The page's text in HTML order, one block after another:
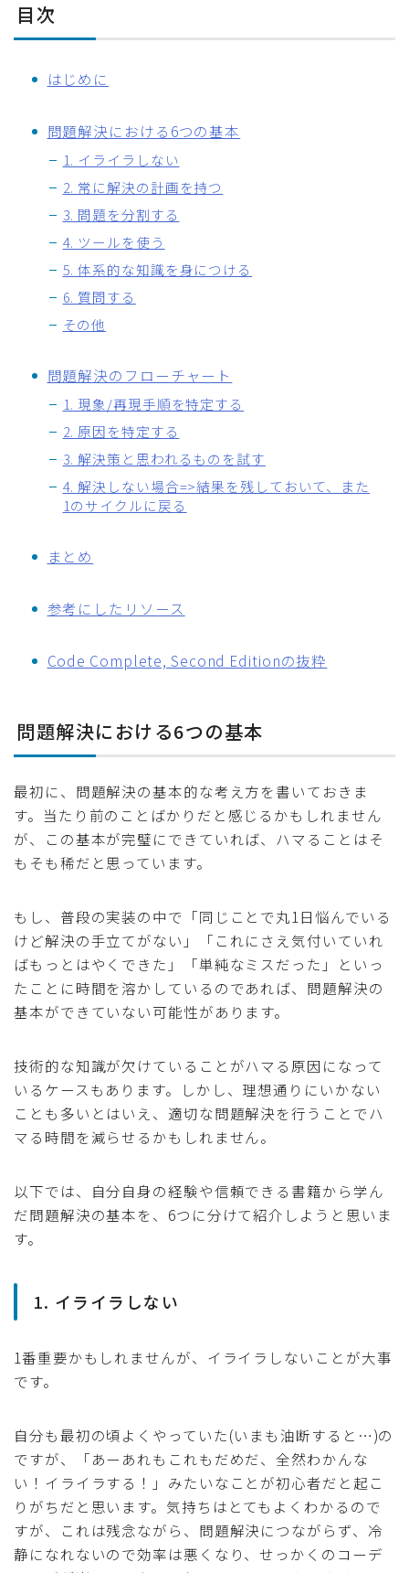
目次
はじめに
問題解決における6つの基本
1. イライラしない
2. 常に解決の計画を持つ
3. 問題を分割する
4. ツールを使う
5. 体系的な知識を身につける
6. 質問する
その他
問題解決のフローチャート
1. 現象/再現手順を特定する
2. 原因を特定する
3. 解決策と思われるものを試す
4. 解決しない場合=>結果を残しておいて、また
1のサイクルに戻る
まとめ
参考にしたリソース
Code Complete, Second Editionの抜粋
問題解決における6つの基本
最初に、問題解決の基本的な考え方を書いておきま
す。当たり前のことばかりだと感じるかもしれません
が、この基本が完璧にできていれば、ハマることはそ
もそも稀だと思っています。
もし、普段の実装の中で「同じことで丸1日悩んでいる
けど解決の手立てがない」「これにさえ気付いていれ
ばもっとはやくできた」「単純なミスだった」といっ
たことに時間を溶かしているのであれば、問題解決の
基本ができていない可能性があります。
技術的な知識が欠けていることがハマる原因になって
いるケースもあります。しかし、理想通りにいかない
ことも多いとはいえ、適切な問題解決を行うことでハ
マる時間を減らせるかもしれません。
以下では、自分自身の経験や信頼できる書籍から学ん
だ問題解決の基本を、6つに分けて紹介しようと思いま
す。
1. イライラしない
1番重要かもしれませんが、イライラしないことが大事
です。
自分も最初の頃よくやっていた(いまも油断すると…)の
ですが、「あーあれもこれもだめだ、全然わかんな
い！イライラする！」みたいなことが初心者だと起こ
りがちだと思います。気持ちはとてもよくわかるので
すが、これは残念ながら、問題解決につながらず、冷
静になれないので効率は悪くなり、せっかくのコーデ